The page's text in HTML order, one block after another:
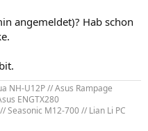
angemeldet)? Hab schon
NH-U12P // Asus Rampage
ENGTX280​
Seasonic M12-700 // Lian Li PC